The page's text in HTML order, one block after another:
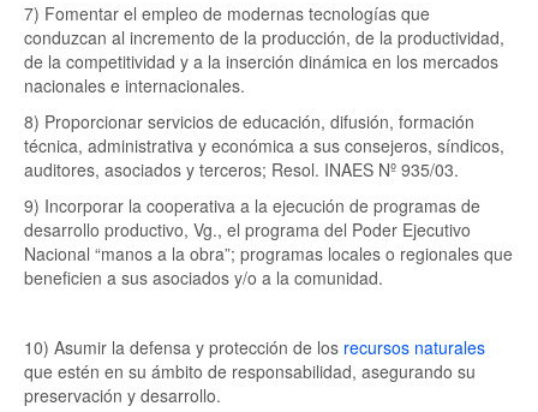
7) Fomentar el empleo de modernas tecnologías que
conduzcan al incremento de la producción, de la productividad,
de la competitividad y a la inserción dinámica en los mercados
nacionales e internacionales.
8) Proporcionar servicios de educación, difusión, formación
técnica, administrativa y económica a sus consejeros, síndicos,
auditores, asociados y terceros; Resol. INAES Nº 935/03.
9) Incorporar la cooperativa a la ejecución de programas de
desarrollo productivo, Vg., el programa del Poder Ejecutivo
Nacional “manos a la obra”; programas locales o regionales que
beneficien a sus asociados y/o a la comunidad.
10) Asumir la defensa y protección de los recursos naturales
que estén en su ámbito de responsabilidad, asegurando su
preservación y desarrollo.